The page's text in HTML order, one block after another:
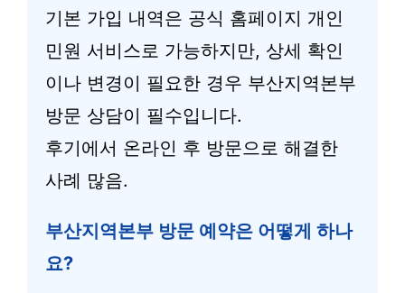
기본 가입 내역은 공식 홈페이지 개인
민원 서비스로 가능하지만, 상세 확인
이나 변경이 필요한 경우 부산지역본부
방문 상담이 필수입니다.
후기에서 온라인 후 방문으로 해결한
사례 많음.
부산지역본부 방문 예약은 어떻게 하나
요?